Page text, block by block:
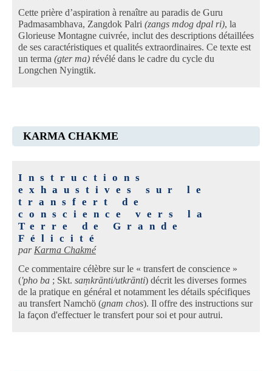
Cette prière d’aspiration à renaître au paradis de Guru
Padmasambhava, Zangdok Palri (zangs mdog dpal ri), la
Glorieuse Montagne cuivrée, inclut des descriptions détaillées
de ses caractéristiques et qualités extraordinaires. Ce texte est
un terma (gter ma) révélé dans le cadre du cycle du
Longchen Nyingtik.
KARMA CHAKME
Instructions
exhaustives sur le
transfert de
conscience vers la
Terre de Grande
Félicité
par Karma Chakmé
Ce commentaire célèbre sur le « transfert de conscience »
('pho ba ; Skt. saṃkrānti/utkrānti) décrit les diverses formes
de la pratique en général et notamment les détails spécifiques
au transfert Namchö (gnam chos). Il offre des instructions sur
la façon d'effectuer le transfert pour soi et pour autrui.